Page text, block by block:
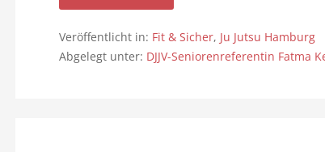
Veröffentlicht in: Fit & Sicher, Ju Jutsu Hamburg
Abgelegt unter: DJJV-Seniorenreferentin Fatma